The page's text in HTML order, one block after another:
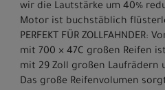
wir die Lautstärke um 40%
Motor ist buchstäblich
PERFEKT FÜR ZOLLFAHNDER:
mit 700 × 47C großen Reifen
mit 29 Zoll großen Laufrädern
Das große Reifenvolumen